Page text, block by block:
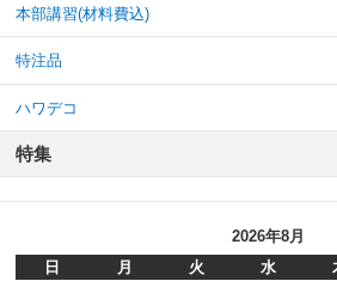
本部講習(材料費込)
特注品
ハワデコ
特集
2026年8月
日
月 火 水